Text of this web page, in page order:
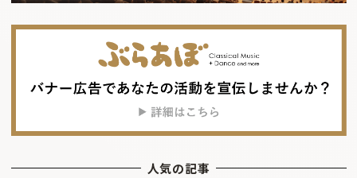
人気の記事